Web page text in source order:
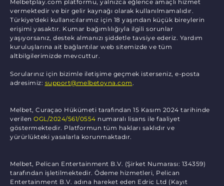
Melbetplay.com platformu, yalnızca eğlence amaçlı hizmet
vermektedir ve bir gelir kaynağı olarak kullanılmamalıdır.
Türkiye'deki kullanıcılarımız için 18 yaşından küçük bireylerin
erişimi yasaktır. Kumar bağımlılığıyla ilgili sorunlar
yaşıyorsanız, destek almanızı şiddetle tavsiye ederiz. Yardım
kuruluşlarına ait bağlantılar web sitemizde ve tüm
altbilgilerimizde mevcuttur.
Sorularınız için bizimle iletişime geçmek isterseniz, e-posta
adresimiz: support@melbetoyna.com .
Melbet, Curaçao Hükümeti tarafından 15 Kasım 2024 tarihinde
verilen OGL/2024/561/0554 numaralı lisans ile faaliyet
göstermektedir. Platformun tüm hakları saklıdır ve
yürürlükteki yasalarla korunmaktadır.
Melbet, Pelican Entertainment B.V. (Şirket Numarası: 134359)
tarafından işletilmektedir. Ödeme hizmetleri, Pelican
Entertainment B.V. adına hareket eden Edric Ltd (Kayıt